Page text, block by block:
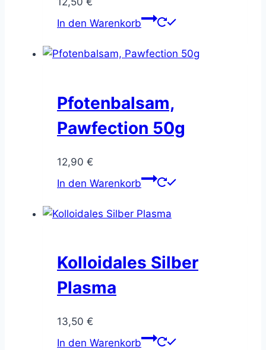
In den Warenkorb
Pfotenbalsam,
Pawfection 50g
12,90 €
In den Warenkorb
Kolloidales Silber
Plasma
13,50 €
In den Warenkorb